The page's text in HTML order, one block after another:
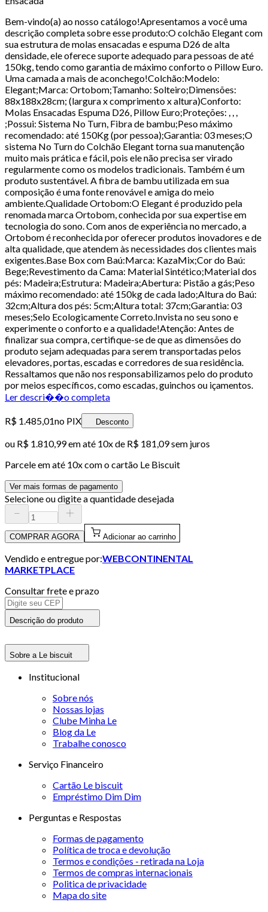
Bem-vindo(a) ao nosso catálogo!Apresentamos a você uma
descrição completa sobre esse produto:O colchão Elegant com
sua estrutura de molas ensacadas e espuma D26 de alta
densidade, ele oferece suporte adequado para pessoas de até
150kg, tendo como garantia de máximo conforto o Pillow Euro.
Uma camada a mais de aconchego!Colchão:Modelo:
Elegant;Marca: Ortobom;Tamanho: Solteiro;Dimensões:
88x188x28cm; (largura x comprimento x altura)Conforto:
Molas Ensacadas Espuma D26, Pillow Euro;Proteções: , , ,
;Possui: Sistema No Turn, Fibra de bambu;Peso máximo
recomendado: até 150Kg (por pessoa);Garantia: 03 meses;O
sistema No Turn do Colchão Elegant torna sua manutenção
muito mais prática e fácil, pois ele não precisa ser virado
regularmente como os modelos tradicionais. Também é um
produto sustentável. A fibra de bambu utilizada em sua
composição é uma fonte renovável e amiga do meio
ambiente.Qualidade Ortobom:O Elegant é produzido pela
renomada marca Ortobom, conhecida por sua expertise em
tecnologia do sono. Com anos de experiência no mercado, a
Ortobom é reconhecida por oferecer produtos inovadores e de
alta qualidade, que atendem às necessidades dos clientes mais
exigentes.Base Box com Baú:Marca: KazaMix;Cor do Baú:
Bege;Revestimento da Cama: Material Sintético;Material dos
pés: Madeira;Estrutura: Madeira;Abertura: Pistão a gás;Peso
máximo recomendado: até 150kg de cada lado;Altura do Baú:
32cm;Altura dos pés: 5cm;Altura total: 37cm;Garantia: 03
meses;Selo Ecologicamente Correto.Invista no seu sono e
experimente o conforto e a qualidade!Atenção: Antes de
finalizar sua compra, certifique-se de que as dimensões do
produto sejam adequadas para serem transportadas pelos
elevadores, portas, escadas e corredores de sua residência.
Ressaltamos que não nos responsabilizamos pelo do produto
por meios específicos, como escadas, guinchos ou içamentos.
Ler descri��o completa
R$ 1.485,01no PIX Desconto
ou R$ 1.810,99em até 10x de R$ 181,09 sem juros
Parcele em até 10x com o cartão Le Biscuit
Ver mais formas de pagamento
Selecione ou digite a quantidade desejada
COMPRAR AGORA Adicionar ao carrinho
Vendido e entregue por:WEBCONTINENTAL
MARKETPLACE
Consultar frete e prazo
Descrição do produto
Sobre a Le biscuit
Institucional
Sobre nós
Nossas lojas
Clube Minha Le
Blog da Le
Trabalhe conosco
Serviço Financeiro
Cartão Le biscuit
Empréstimo Dim Dim
Perguntas e Respostas
Formas de pagamento
Política de troca e devolução
Termos e condições - retirada na Loja
Termos de compras internacionais
Politica de privacidade
Mapa do site